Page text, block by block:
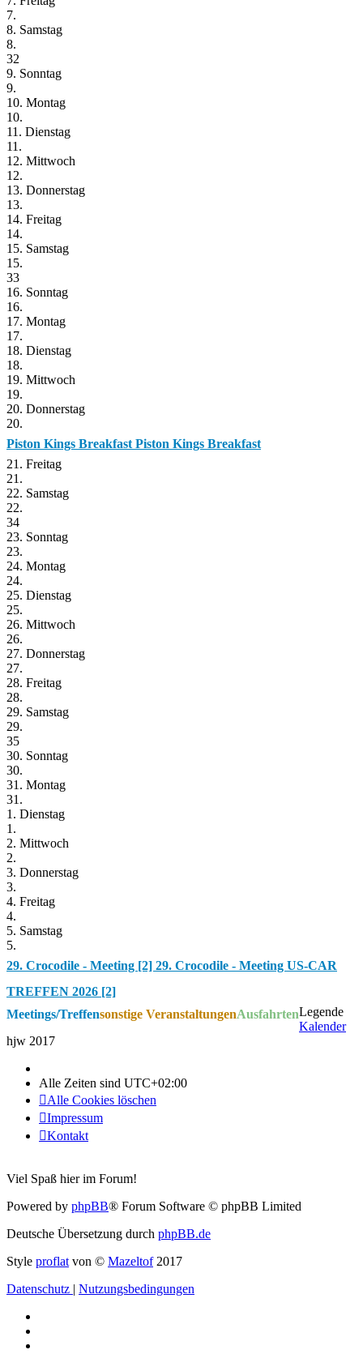
7.
8. Samstag
8.
32
9. Sonntag
9.
10. Montag
10.
11. Dienstag
11.
12. Mittwoch
12.
13. Donnerstag
13.
14. Freitag
14.
15. Samstag
15.
33
16. Sonntag
16.
17. Montag
17.
18. Dienstag
18.
19. Mittwoch
19.
20. Donnerstag
20.
Piston Kings Breakfast Piston Kings Breakfast
21. Freitag
21.
22. Samstag
22.
34
23. Sonntag
23.
24. Montag
24.
25. Dienstag
25.
26. Mittwoch
26.
27. Donnerstag
27.
28. Freitag
28.
29. Samstag
29.
35
30. Sonntag
30.
31. Montag
31.
1. Dienstag
1.
2. Mittwoch
2.
3. Donnerstag
3.
4. Freitag
4.
5. Samstag
5.
29. Crocodile - Meeting [2] 29. Crocodile - Meeting US-CAR
TREFFEN 2026 [2]
Legende
Meetings/Treffensonstige VeranstaltungenAusfahrten
Kalender
hjw 2017
Alle Zeiten sind UTC+02:00
Alle Cookies löschen
Impressum
Kontakt
Viel Spaß hier im Forum!
Powered by phpBB® Forum Software © phpBB Limited
Deutsche Übersetzung durch phpBB.de
Style proflat von © Mazeltof2017
Datenschutz | Nutzungsbedingungen